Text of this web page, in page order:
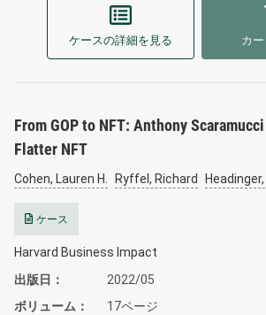
ケースの詳細を見る カ
From GOP to NFT: Anthony
Flatter NFT
Cohen, Lauren H. Ryffel, Richard
ケース
Harvard Business Impact
出版日
2022/05
ボリューム
17ページ